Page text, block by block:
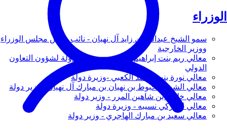
الوزراء
سمو الشيخ عبدالله بن زايد آل نهيان - نائب رئيس مجلس الوزراء
ووزير الخارجية
معالي ريم بنت إبراهيم الهاشمي - وزيرة دولة لشؤون التعاون
الدولي
معالي نورة بنت محمد الكعبي -وزيرة دولة
معالي الشيخ شخبوط بن نهيان بن مبارك آل نهيان - وزير دولة
معالي خليفة بن شاهين المرر - وزير دولة
معالي لانا زكي نسيبه - وزيرة دولة
معالي سعيد بن مبارك الهاجري - وزير دولة